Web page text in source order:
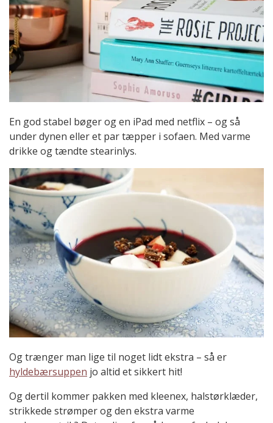
En god stabel bøger og en iPad med netflix – og så
under dynen eller et par tæpper i sofaen. Med varme
drikke og tændte stearinlys.
Og trænger man lige til noget lidt ekstra – så er
hyldebærsuppen jo altid et sikkert hit!
Og dertil kommer pakken med kleenex, halstørklæder,
strikkede strømper og den ekstra varme